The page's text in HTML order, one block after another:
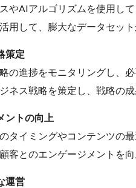
やAIアルゴリズムを使用し
用して、膨大なデータセッ
策定
の進捗をモニタリングし、
ネス戦略を策定し、戦略の成
ントの向上
タイミングやコンテンツの
客とのエンゲージメントを
運営